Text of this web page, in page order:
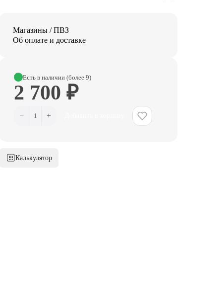
Магазины / ПВЗ
Об оплате и доставке
Есть в наличии (более 9)
2 700 ₽
− 1 +
Калькулятор